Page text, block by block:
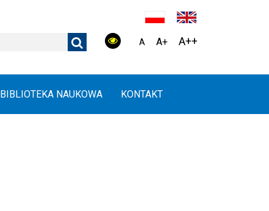
A A+ A++
BIBLIOTEKA NAUKOWA KONTAKT